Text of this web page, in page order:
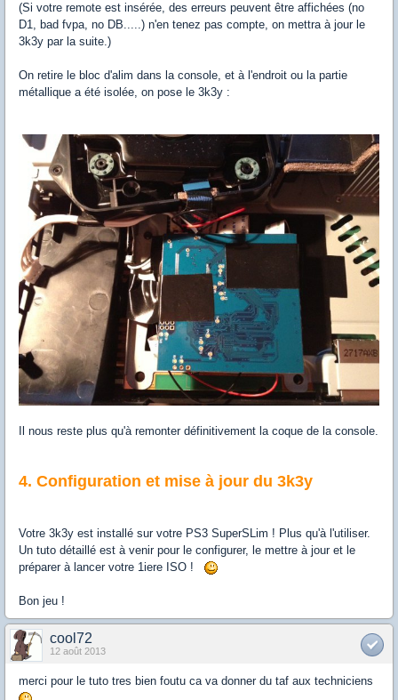
(Si votre remote est insérée, des erreurs peuvent être affichées (no
D1, bad fvpa, no DB.....) n'en tenez pas compte, on mettra à jour le
3k3y par la suite.)
On retire le bloc d'alim dans la console, et à l'endroit ou la partie
métallique a été isolée, on pose le 3k3y :
Il nous reste plus qu'à remonter définitivement la coque de la console.
4. Configuration et mise à jour du 3k3y
Votre 3k3y est installé sur votre PS3 SuperSLim ! Plus qu'à l'utiliser.
Un tuto détaillé est à venir pour le configurer, le mettre à jour et le
préparer à lancer votre 1iere ISO !
Bon jeu !
cool72
12 août 2013
merci pour le tuto tres bien foutu ca va donner du taf aux techniciens